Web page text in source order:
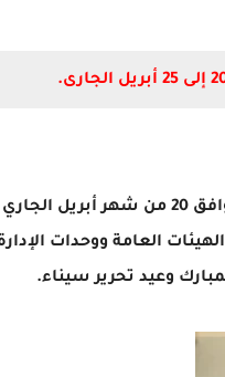
العامة ووحدات
وعيد تحرير سيناء.